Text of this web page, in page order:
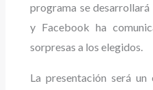
programa se
y Facebook ha
sorpresas a los elegidos.
La presentación será